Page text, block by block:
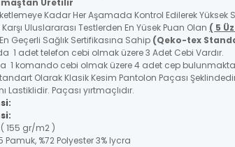
Üretilir
Kadar Her Aşamada Kontrol Edilerek
Uluslararası Testlerden En Yüsek Puan Olan ( 5
Geçerli Sağlık Sertifikasına Sahip (Qeko-tex
1 adet telefon cebi olmak üzere 3 Adet Cebi Vardır.
1 komando cebi olmak üzere 4 adet cep
Olarak Klasik Kesim Pantolon Paçası
Lastiklidir. Paçası yırtmaçlıdır.
( 155 gr/m2 )
Pamuk, %72 Polyester 3% lycra